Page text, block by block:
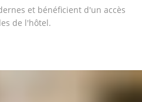
et bénéficient d'un accès
de l'hôtel.